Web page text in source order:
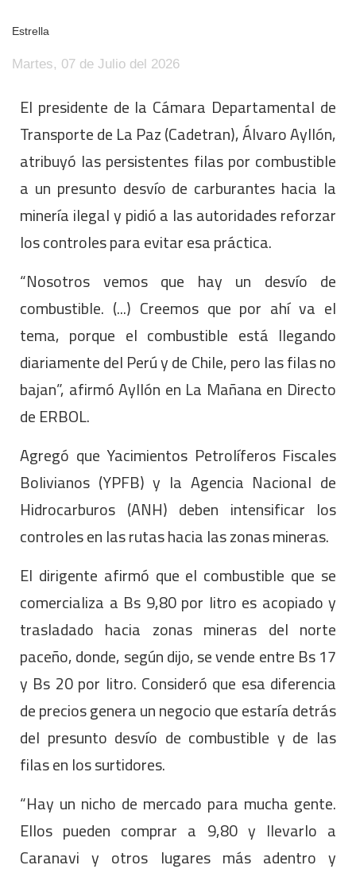
Estrella
Martes, 07 de Julio del 2026
El presidente de la Cámara Departamental de
Transporte de La Paz (Cadetran), Álvaro Ayllón,
atribuyó las persistentes filas por combustible
a un presunto desvío de carburantes hacia la
minería ilegal y pidió a las autoridades reforzar
los controles para evitar esa práctica.
“Nosotros vemos que hay un desvío de
combustible. (...) Creemos que por ahí va el
tema, porque el combustible está llegando
diariamente del Perú y de Chile, pero las filas no
bajan”, afirmó Ayllón en La Mañana en Directo
de ERBOL.
Agregó que Yacimientos Petrolíferos Fiscales
Bolivianos (YPFB) y la Agencia Nacional de
Hidrocarburos (ANH) deben intensificar los
controles en las rutas hacia las zonas mineras.
El dirigente afirmó que el combustible que se
comercializa a Bs 9,80 por litro es acopiado y
trasladado hacia zonas mineras del norte
paceño, donde, según dijo, se vende entre Bs 17
y Bs 20 por litro. Consideró que esa diferencia
de precios genera un negocio que estaría detrás
del presunto desvío de combustible y de las
filas en los surtidores.
“Hay un nicho de mercado para mucha gente.
Ellos pueden comprar a 9,80 y llevarlo a
Caranavi y otros lugares más adentro y